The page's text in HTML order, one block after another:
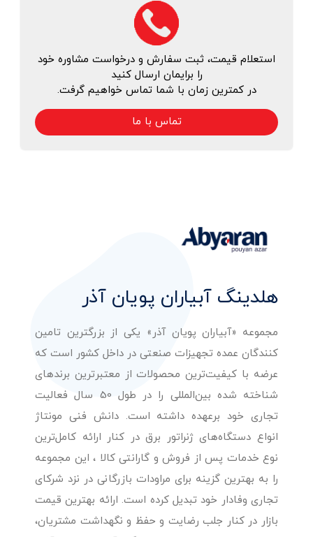
استعلام قیمت، ثبت سفارش و درخواست مشاوره خود
را برایمان ارسال کنید
در کمترین زمان با شما تماس خواهیم گرفت.
تماس با ما
هلدینگ آبیاران پویان آذر
مجموعه «آبیاران پویان آذر» یکی از بزرگترین تامین
کنندگان عمده تجهیزات صنعتی در داخل کشور است که
عرضه با کیفیت‌ترین محصولات از معتبرترین برندهای
شناخته شده بین‌المللی را در طول 50 سال فعالیت
تجاری خود برعهده داشته است. دانش فنی مونتاژ
انواع دستگاه‌های ژنراتور برق در کنار ارائه کامل‌ترین
نوع خدمات پس از فروش و گارانتی کالا ، این مجموعه
را به بهترین گزینه برای مراودات بازرگانی در نزد شرکای
تجاری وفادار خود تبدیل کرده است. ارائه بهترین قیمت
بازار در کنار جلب رضایت و حفظ و نگهداشت مشتریان،